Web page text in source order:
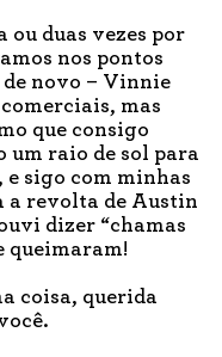
ou duas vezes por
nos pontos
novo – Vinnie
mas
que consigo
um raio de sol para
sigo com minhas
a revolta de Austin
dizer “chamas
queimaram!
coisa, querida